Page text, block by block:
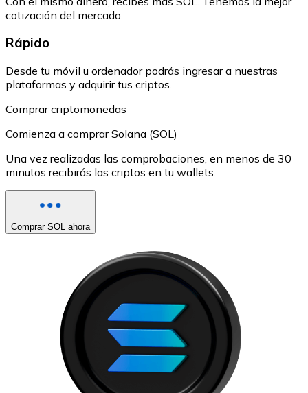
cotización del mercado.
Rápido
Desde tu móvil u ordenador podrás ingresar a nuestras
plataformas y adquirir tus criptos.
Comprar criptomonedas
Comienza a comprar Solana (SOL)
Una vez realizadas las comprobaciones, en menos de 30
minutos recibirás las criptos en tu wallets.
Comprar SOL ahora